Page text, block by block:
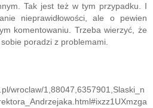
Tak jest też w tym przypadku. I
nieprawidłowości, ale o pewien
komentowaniu. Trzeba wierzyć, że
poradzi z problemami.
wroclaw/1,88047,6357901,Slaski_n